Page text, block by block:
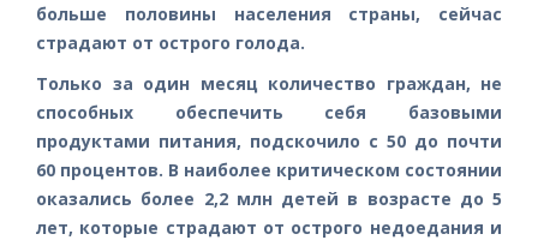
больше половины населения страны, сейчас
страдают от острого голода.
Только за один месяц количество граждан, не
способных обеспечить себя базовыми
продуктами питания, подскочило с 50 до почти
60 процентов. В наиболее критическом состоянии
оказались более 2,2 млн детей в возрасте до 5
лет, которые страдают от острого недоедания и